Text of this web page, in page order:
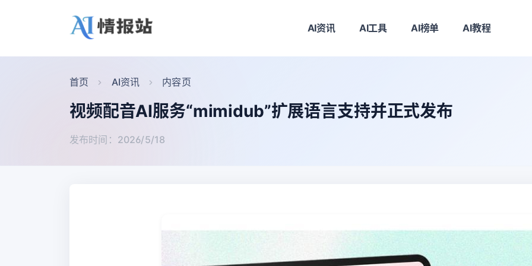
AI资讯 AI工具 AI榜单 AI教程
首页 AI资讯 内容页
视频配音AI服务“mimidub”扩展语言支持并正式发布
发布时间：2026/5/18